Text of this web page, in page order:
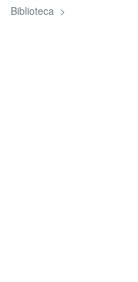
Biblioteca >